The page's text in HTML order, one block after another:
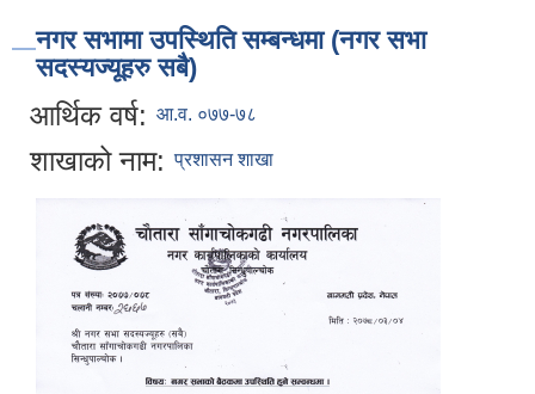
नगर सभामा उपस्थिति सम्बन्धमा (नगर सभा
सदस्यज्यूहरु सबै)
आर्थिक वर्ष: आ.व. ०७७-७८
शाखाको नाम: प्रशासन शाखा